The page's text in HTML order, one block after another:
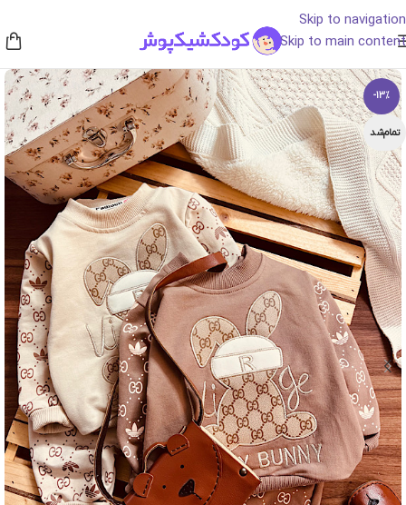
Skip to navigation
Skip to main content
-13%
تمام‌شد